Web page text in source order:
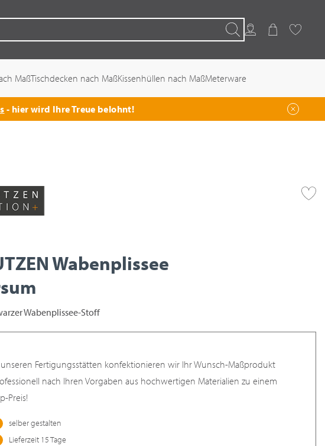
SuchenKundenkonto
WarenkorbFavoriten
MaßTischdecken nach MaßKissenhüllen nach MaßMeterware
- hier wird Ihre Treue belohnt!
Wabenplissee
Wabenplissee-Stoff
Fertigungsstätten konfektionieren wir Ihr Wunsch-Maßprodukt
nach Ihren Vorgaben aus hochwertigen Materialien zu einem
Preis!
selber gestalten
Lieferzeit 15 Tage